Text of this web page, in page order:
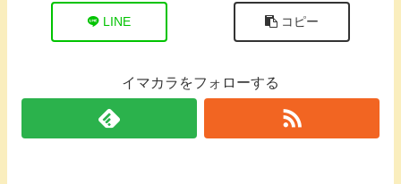
LINE コピー
イマカラをフォローする